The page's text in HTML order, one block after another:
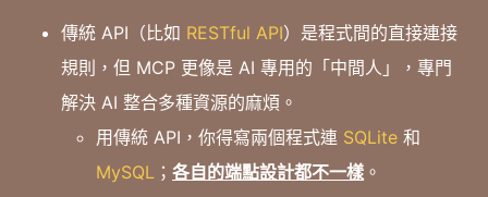
傳統 API（比如 RESTful API）是程式間的直接連接
規則，但 MCP 更像是 AI 專用的「中間人」，專門
解決 AI 整合多種資源的麻煩。
用傳統 API，你得寫兩個程式連 SQLite 和
MySQL ； 各自的端點設計都不一樣 。